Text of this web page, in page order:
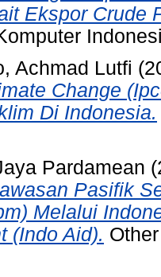
Ekspor Crude
Achmad Lutfi
Change
Di Indonesia.
Pardamean
Pasifik
Melalui
(Indo Aid).